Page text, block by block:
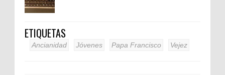
ETIQUETAS
Ancianidad Jóvenes Papa Francisco Vejez